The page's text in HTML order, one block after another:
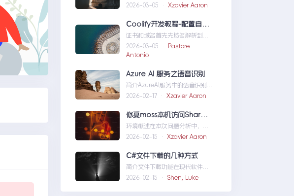
少数人的游戏近年来，随着人工
AIAgen...MVP聚技站｜
钟构建你的第一个AIAgent
2026-03-05 · Xzavier Aaron
Coolify开发教程-配置自定义域名和证书
证书和域名首先先域名解析到
Coolify所在的服务器，然后获取
你的证书NGINX版本的，这里就
义域名和证书
2026-03-05 ·
Pastore
Antonio
Azure AI 服务之语音识别
简介AzureAI服务中的语音识别
API是微软提供的一项先进技术，
语...AzureAI服务之语音识别
2026-02-17 · Xzavier Aaron
修复moss本机访问SharePoint 401.1 HTTP错误
环境概述在本次问题分析中，我
们首先需要明确系统的运行环
们定位问题，也为...修复moss本
误
2026-02-15 · Xzavier Aaron
C#文件下载的几种方式
简介文件下载功能在现代软件开
发中占据了重要地位，无论是为
2026-02-15 · Shen, Luke